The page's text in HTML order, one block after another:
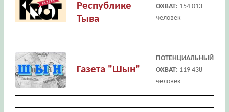
Республике
Тыва
ОХВАТ: 154 013
человек
Газета "Шын"
ПОТЕНЦИАЛЬНЫЙ
ОХВАТ: 119 438
человек